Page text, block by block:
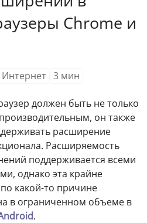
Chrome и
Интернет 3 мин
должен быть не только
он также
расширение
Расширяемость
поддерживается всеми
однако эта крайне
какой-то причине
в ограниченном объеме в
.